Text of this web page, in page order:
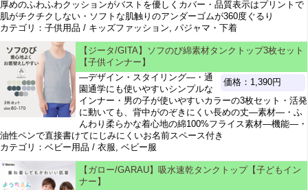
厚めのふわふわクッションがバストを優しくカバー・品質表示はプリントで
肌がチクチクしない・ソフトな肌触りのアンダーゴムが360度ぐるり
カテゴリ：子供用品 / キッズファッション, パジャマ・下着
【ジータ/GITA】ソフのび綿素材タンクトップ3枚セット
【子供インナー】
価格：1,390円
―デザイン・スタイリング―・通
園通学にも使いやすいシンプルな
インナー・男の子が使いやすいカラーの3枚セット・活発
に動いても、背中がのぞきにくい長めの丈―素材―・ふ
んわり柔らかな着心地の綿100%フライス素材―機能―・
油性ペンで直接書けてにじみにくいお名前スペース付き
カテゴリ：ベビー用品 / 衣服, ベビー服
【ガロー/GARAU】吸水速乾タンクトップ【子どもイン
ナー】